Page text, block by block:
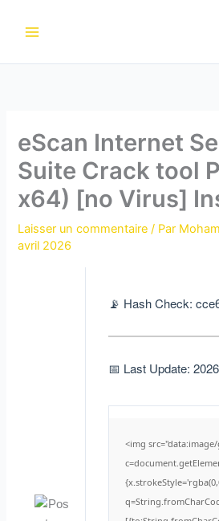
eScan Internet
Suite Crack tool
x64) [no Virus]
Laisser un commentaire / Par
avril 2026
📡 Hash Check:
📅 Last Update:
<img